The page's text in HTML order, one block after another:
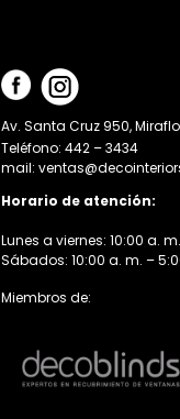
Av. Santa Cruz 950,
Teléfono: 442 – 3434
mail:
Horario de atención:
Lunes a viernes: 10:00 a.
Sábados: 10:00 a. m. –
Miembros de: